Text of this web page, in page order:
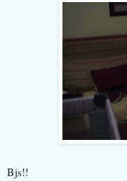
Bjs!!